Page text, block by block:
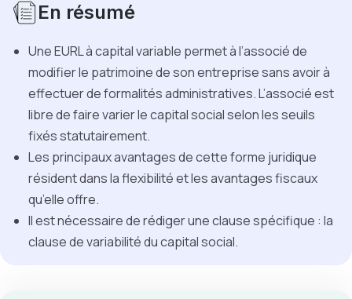
En résumé
Une EURL à capital variable permet à l’associé de
modifier le patrimoine de son entreprise sans avoir à
effectuer de formalités administratives. L’associé est
libre de faire varier le capital social selon les seuils
fixés statutairement.
Les principaux avantages de cette forme juridique
résident dans la flexibilité et les avantages fiscaux
qu’elle offre.
Il est nécessaire de rédiger une clause spécifique : la
clause de variabilité du capital social.